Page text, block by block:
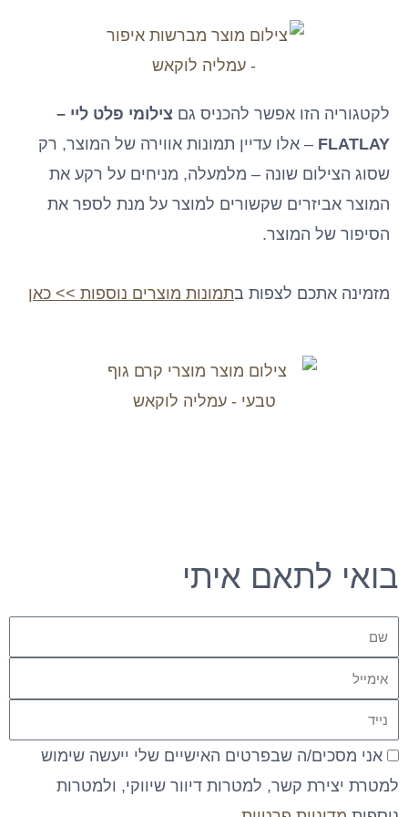
לקטגוריה הזו אפשר להכניס גם צילומי פלט ליי –
FLATLAY – אלו עדיין תמונות אווירה של המוצר, רק
שסוג הצילום שונה – מלמעלה, מניחים על רקע את
המוצר אביזרים שקשורים למוצר על מנת לספר את
הסיפור של המוצר.
מזמינה אתכם לצפות בתמונות מוצרים נוספות >> כאן
בואי לתאם איתי
שם
אימייל
נייד
מדיניות
פרטיות
אני מסכים/ה שבפרטים האישיים שלי ייעשה שימוש
למטרת יצירת קשר, למטרות דיוור שיווקי, ולמטרות